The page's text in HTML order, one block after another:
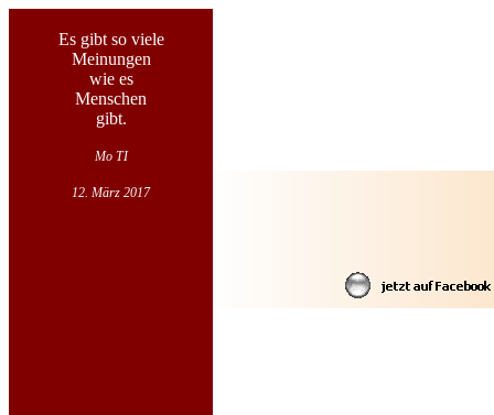
Es gibt so viele
Meinungen
wie es
Menschen
gibt.
Mo TI
12. März 2017